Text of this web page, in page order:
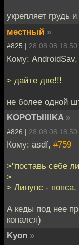
укрепляет грудь
местный »
#825 | 28.08.08 18:50
Кому: AndroidSav,
> дайте две!!!
не более одной
KOPOTbIIIIKA »
#826 | 28.08.08 18:50
Кому: asdf, #759
>"поставь себе
>
> Линупс - попса,
А кеды под нее
копался)
Kyon »